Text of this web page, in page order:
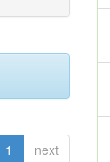
1 next